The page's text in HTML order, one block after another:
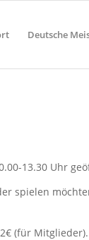
Deutsche
13.30 Uhr
spielen
(für Mitglieder).